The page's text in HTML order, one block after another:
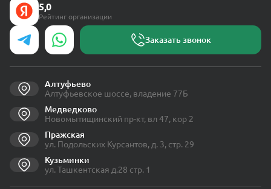
5,0
Рейтинг организации
Заказать звонок
Алтуфьево
Алтуфьевское шоссе, владение 77Б
Медведково
Новомытищинский пр-кт, вл 47, кор 2
Пражская
ул. Подольских Курсантов, д. 3, стр. 29
Кузьминки
ул. Ташкентская д.28 стр. 1